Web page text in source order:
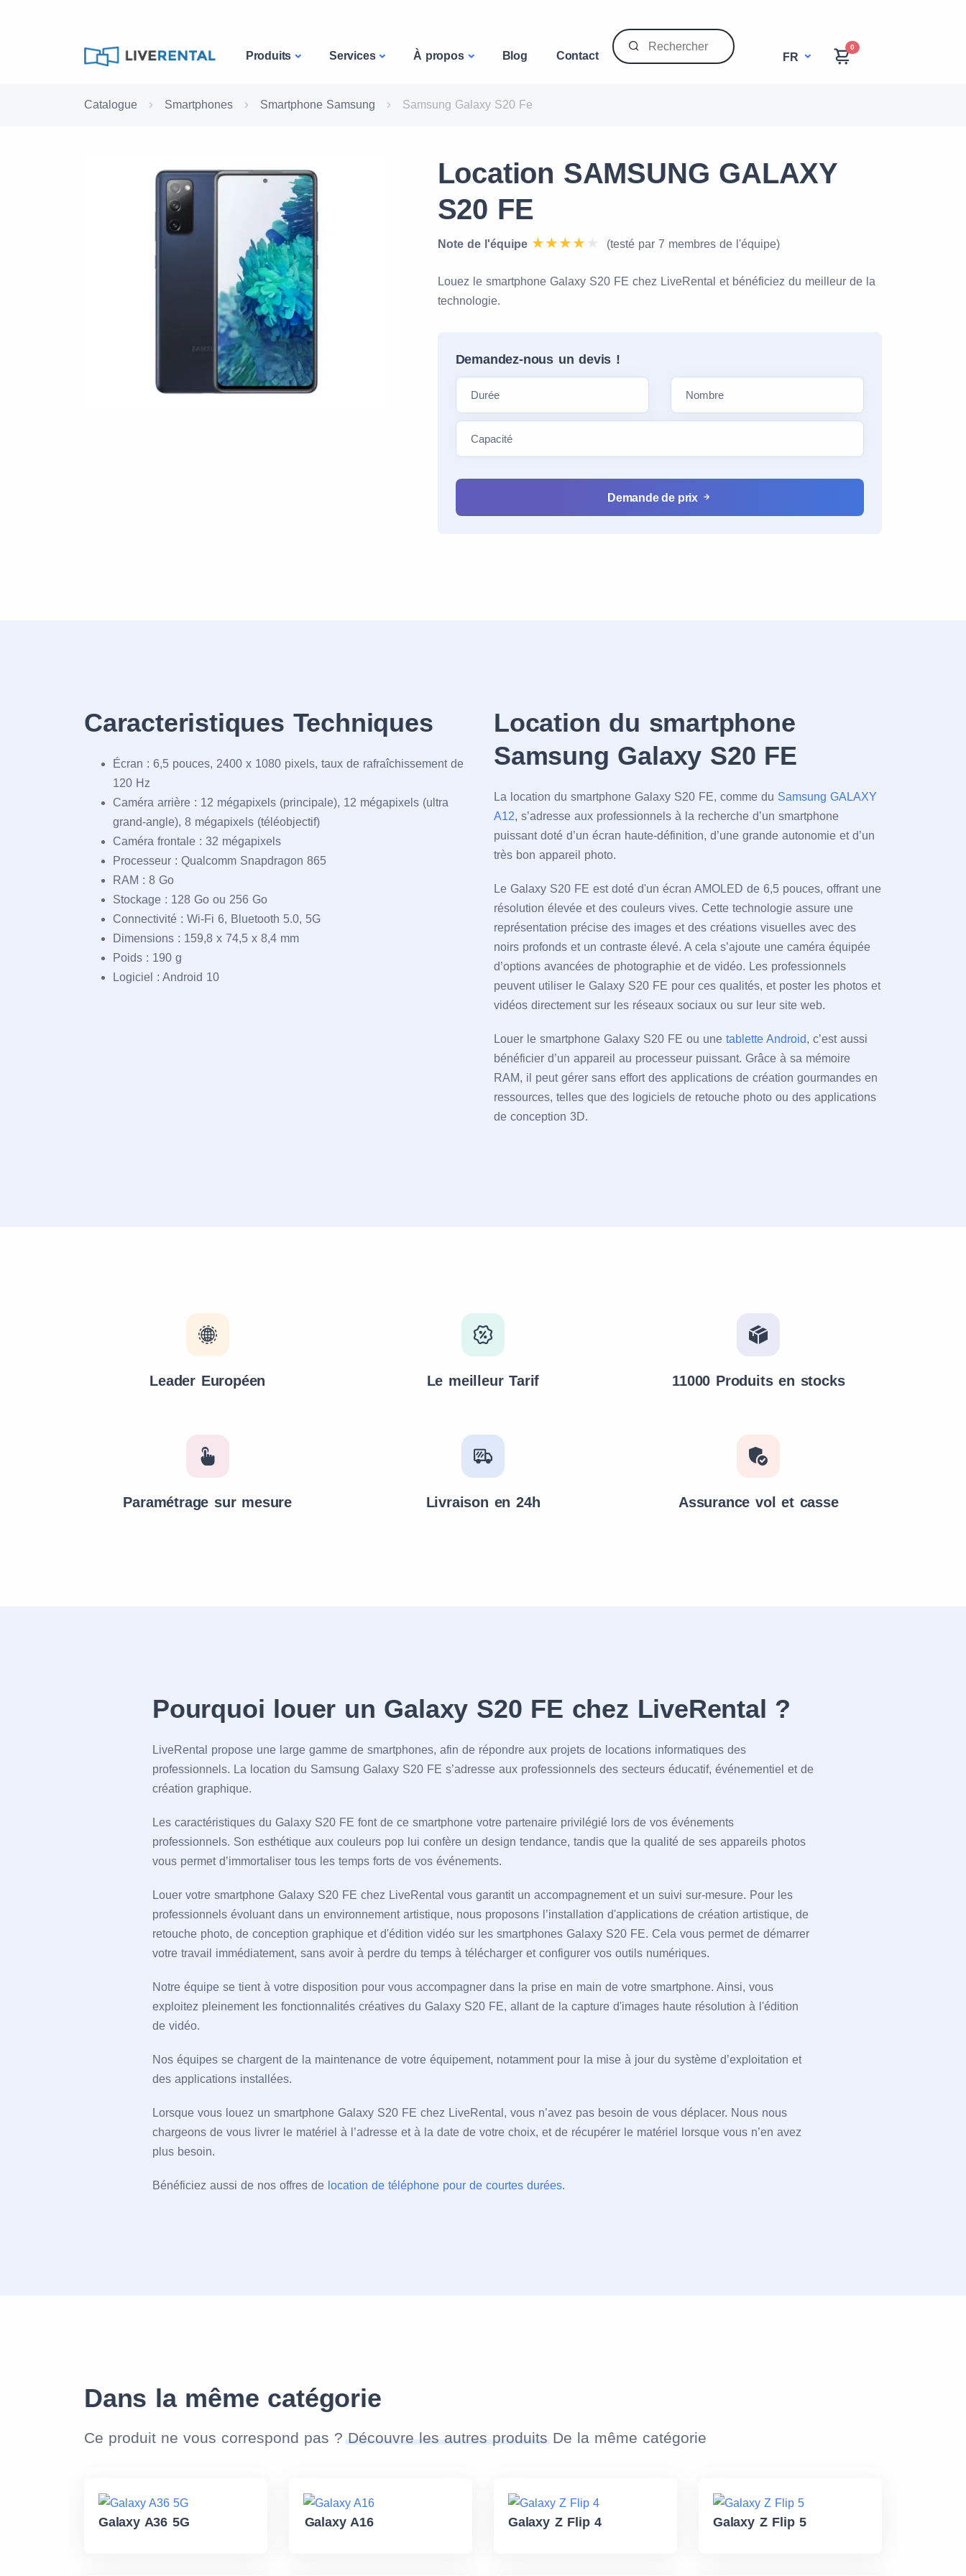
Produits Services À propos Blog Contact FR
0
Catalogue Smartphones Smartphone Samsung Samsung Galaxy S20 Fe
Location SAMSUNG GALAXY
S20 FE
Note de l'équipe (testé par 7 membres de l'équipe)
Louez le smartphone Galaxy S20 FE chez LiveRental et bénéficiez du meilleur de la
technologie.
Demandez-nous un devis !
Demande de prix
Caracteristiques Techniques
Écran : 6,5 pouces, 2400 x 1080 pixels, taux de rafraîchissement de
120 Hz
Caméra arrière : 12 mégapixels (principale), 12 mégapixels (ultra
grand-angle), 8 mégapixels (téléobjectif)
Caméra frontale : 32 mégapixels
Processeur : Qualcomm Snapdragon 865
RAM : 8 Go
Stockage : 128 Go ou 256 Go
Connectivité : Wi-Fi 6, Bluetooth 5.0, 5G
Dimensions : 159,8 x 74,5 x 8,4 mm
Poids : 190 g
Logiciel : Android 10
Location du smartphone
Samsung Galaxy S20 FE
La location du smartphone Galaxy S20 FE, comme du Samsung GALAXY
A12, s’adresse aux professionnels à la recherche d’un smartphone
puissant doté d’un écran haute-définition, d’une grande autonomie et d’un
très bon appareil photo.
Le Galaxy S20 FE est doté d'un écran AMOLED de 6,5 pouces, offrant une
résolution élevée et des couleurs vives. Cette technologie assure une
représentation précise des images et des créations visuelles avec des
noirs profonds et un contraste élevé. A cela s’ajoute une caméra équipée
d’options avancées de photographie et de vidéo. Les professionnels
peuvent utiliser le Galaxy S20 FE pour ces qualités, et poster les photos et
vidéos directement sur les réseaux sociaux ou sur leur site web.
Louer le smartphone Galaxy S20 FE ou une tablette Android, c’est aussi
bénéficier d’un appareil au processeur puissant. Grâce à sa mémoire
RAM, il peut gérer sans effort des applications de création gourmandes en
ressources, telles que des logiciels de retouche photo ou des applications
de conception 3D.
Leader Européen Le meilleur Tarif 11000 Produits en stocks
Paramétrage sur mesure Livraison en 24h Assurance vol et casse
Pourquoi louer un Galaxy S20 FE chez LiveRental ?
LiveRental propose une large gamme de smartphones, afin de répondre aux projets de locations informatiques des
professionnels. La location du Samsung Galaxy S20 FE s’adresse aux professionnels des secteurs éducatif, événementiel et de
création graphique.
Les caractéristiques du Galaxy S20 FE font de ce smartphone votre partenaire privilégié lors de vos événements
professionnels. Son esthétique aux couleurs pop lui confère un design tendance, tandis que la qualité de ses appareils photos
vous permet d’immortaliser tous les temps forts de vos événements.
Louer votre smartphone Galaxy S20 FE chez LiveRental vous garantit un accompagnement et un suivi sur-mesure. Pour les
professionnels évoluant dans un environnement artistique, nous proposons l’installation d'applications de création artistique, de
retouche photo, de conception graphique et d'édition vidéo sur les smartphones Galaxy S20 FE. Cela vous permet de démarrer
votre travail immédiatement, sans avoir à perdre du temps à télécharger et configurer vos outils numériques.
Notre équipe se tient à votre disposition pour vous accompagner dans la prise en main de votre smartphone. Ainsi, vous
exploitez pleinement les fonctionnalités créatives du Galaxy S20 FE, allant de la capture d'images haute résolution à l'édition
de vidéo.
Nos équipes se chargent de la maintenance de votre équipement, notamment pour la mise à jour du système d’exploitation et
des applications installées.
Lorsque vous louez un smartphone Galaxy S20 FE chez LiveRental, vous n’avez pas besoin de vous déplacer. Nous nous
chargeons de vous livrer le matériel à l’adresse et à la date de votre choix, et de récupérer le matériel lorsque vous n’en avez
plus besoin.
Bénéficiez aussi de nos offres de location de téléphone pour de courtes durées.
Dans la même catégorie
Ce produit ne vous correspond pas ?Découvre les autres produitsDe la même catégorie
Galaxy A36 5G Galaxy A16 Galaxy Z Flip 4 Galaxy Z Flip 5